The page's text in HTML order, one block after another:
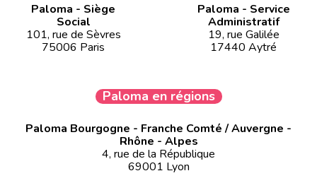
Paloma - Siège
Social
101, rue de Sèvres
75006 Paris
Paloma - Service
Administratif
19, rue Galilée
17440 Aytré
Paloma en régions
Paloma Bourgogne - Franche Comté / Auvergne -
Rhône - Alpes
4, rue de la République
69001 Lyon